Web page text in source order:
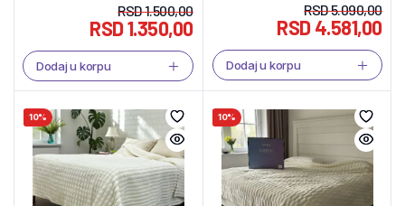
RSD1.500,00
RSD1.350,00
Dodaj u korpu
RSD5.090,00
RSD4.581,00
Dodaj u korpu
10% 10%